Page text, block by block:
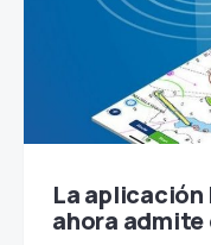
La
ahora admite